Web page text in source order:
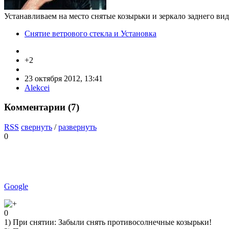
Устанавливаем на место снятые козырьки и зеркало заднего
Снятие ветрового стекла и Установка
+2
23 октября 2012, 13:41
Alekcei
Комментарии (7)
RSS свернуть /развернуть
0
Google
0
1) При снятии: Забыли снять противосолнечные козырьки!